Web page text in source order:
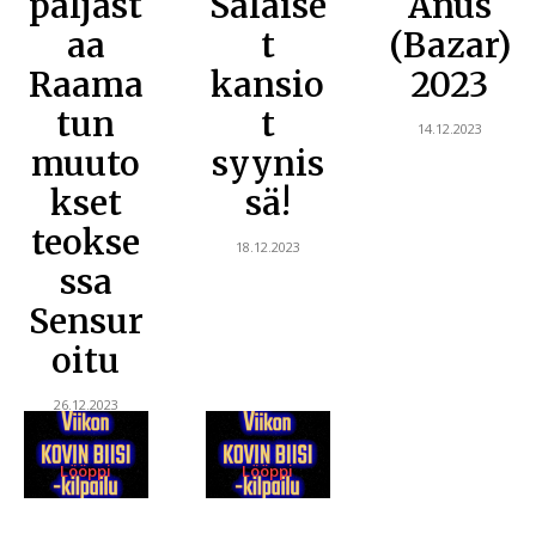
aa
Raama
tun
muuto
kset
teokse
ssa
Sensur
oitu
26.12.2023
t
kansio
t
syynis
sä!
18.12.2023
(Bazar)
2023
14.12.2023
Lööppi Lööppi